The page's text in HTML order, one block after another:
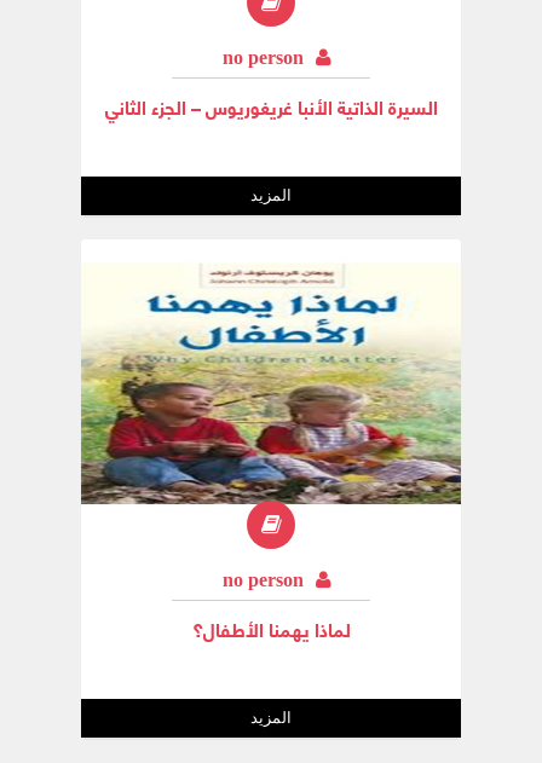
no person
السيرة الذاتية الأنبا غريغوريوس – الجزء الثاني
المزيد
no person
لماذا يهمنا الأطفال؟
المزيد